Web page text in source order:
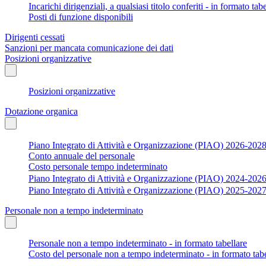
Incarichi dirigenziali, a qualsiasi titolo conferiti - in formato
Posti di funzione disponibili
Dirigenti cessati
Sanzioni per mancata comunicazione dei dati
Posizioni organizzative
Posizioni organizzative
Dotazione organica
Piano Integrato di Attività e Organizzazione (PIAO) 2026-2028
Conto annuale del personale
Costo personale tempo indeterminato
Piano Integrato di Attività e Organizzazione (PIAO) 2024-2026
Piano Integrato di Attività e Organizzazione (PIAO) 2025-2027
Personale non a tempo indeterminato
Personale non a tempo indeterminato - in formato tabellare
Costo del personale non a tempo indeterminato - in formato